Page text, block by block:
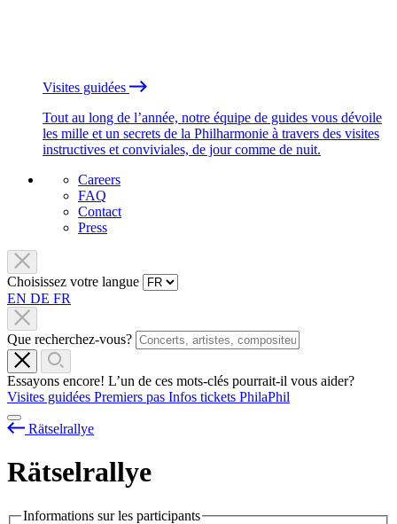
Visites guidées
Tout au long de l’année, notre équipe de guides vous dévoile
les mille et un secrets de la Philharmonie à travers des visites
instructives et conviviales, de jour comme de nuit.
Careers
FAQ
Contact
Press
Choisissez votre langue
EN DE FR
Que recherchez-vous?
Essayons encore! L’un de ces mots-clés pourrait-il vous aider?
Visites guidées Premiers pas Infos tickets PhilaPhil
Rätselrallye
Rätselrallye
Informations sur les participants